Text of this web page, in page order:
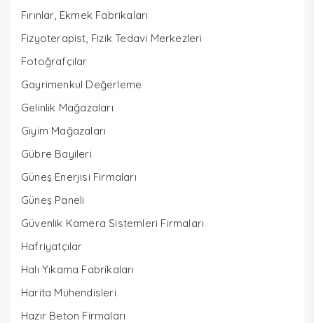
Fırınlar, Ekmek Fabrikaları
Fizyoterapist, Fizik Tedavi Merkezleri
Fotoğrafçılar
Gayrimenkul Değerleme
Gelinlik Mağazaları
Giyim Mağazaları
Gübre Bayileri
Güneş Enerjisi Firmaları
Güneş Paneli
Güvenlik Kamera Sistemleri Firmaları
Hafriyatçılar
Halı Yıkama Fabrikaları
Harita Mühendisleri
Hazır Beton Firmaları